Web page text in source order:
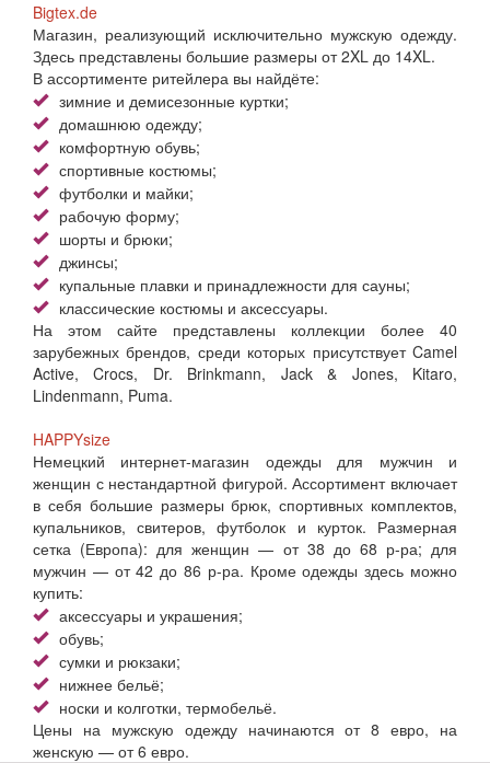
Bigtex.de
Магазин, реализующий исключительно мужскую одежду.
Здесь представлены большие размеры от 2XL до 14XL.
В ассортименте ритейлера вы найдёте:
зимние и демисезонные куртки;
домашнюю одежду;
комфортную обувь;
спортивные костюмы;
футболки и майки;
рабочую форму;
шорты и брюки;
джинсы;
купальные плавки и принадлежности для сауны;
классические костюмы и аксессуары.
На этом сайте представлены коллекции более 40
зарубежных брендов, среди которых присутствует Camel
Active, Crocs, Dr. Brinkmann, Jack & Jones, Kitaro,
Lindenmann, Puma.
HAPPYsize
Немецкий интернет-магазин одежды для мужчин и
женщин с нестандартной фигурой. Ассортимент включает
в себя большие размеры брюк, спортивных комплектов,
купальников, свитеров, футболок и курток. Размерная
сетка (Европа): для женщин — от 38 до 68 р-ра; для
мужчин — от 42 до 86 р-ра. Кроме одежды здесь можно
купить:
аксессуары и украшения;
обувь;
сумки и рюкзаки;
нижнее бельё;
носки и колготки, термобельё.
Цены на мужскую одежду начинаются от 8 евро, на
женскую — от 6 евро.